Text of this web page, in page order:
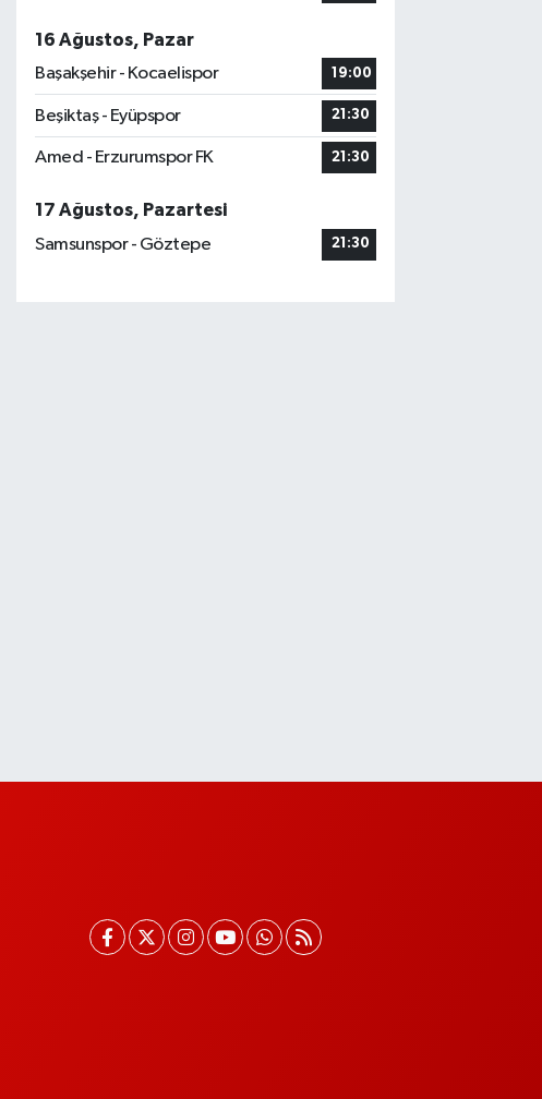
16 Ağustos, Pazar
Başakşehir - Kocaelispor
19:00
Beşiktaş - Eyüpspor 21:30
Amed - Erzurumspor FK 21:30
17 Ağustos, Pazartesi
Samsunspor - Göztepe
21:30